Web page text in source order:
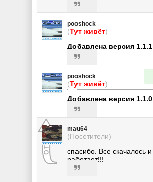
pooshock
(Тут живёт)
Добавлена версия 1.1.1
pooshock
(Тут живёт)
Добавлена версия 1.1.0
mau64
(Посетители)
спасибо. Все скачалось и
работает!!!